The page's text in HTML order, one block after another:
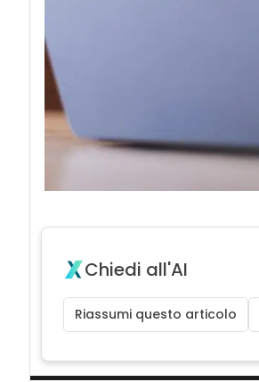
Chiedi all'AI
Riassumi questo articolo